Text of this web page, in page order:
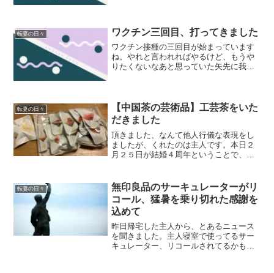
になっているものを購入。...
転妻の日々 ワクチン三回目、打ってきました
ワクチン接種の三回目が始まっています
ね。やれと言われればやるけど、もうや
りたくないなあと思っていた矢先に我が
ることが判明。熱を出し...
転妻の日々
【中国茶の芸術品】工芸茶をいた
だきました
頂きました、なんて他人行儀な表現をし
ましたが、くれたのは主人です。本日２
月２５日が結婚４周年ということで、プ
ていてくれたのが嬉しいし、前の休みに
結婚記念の名目でご飯を食...
転妻の日々
無印良品のサーキュレーターがリ
コール、猛暑を乗り切れた感謝を
込めて
昨日帰宅した主人から、とあるニュース
を聞きました。主人寝室で使ってるサー
キュレーター、リコールされてるかもし